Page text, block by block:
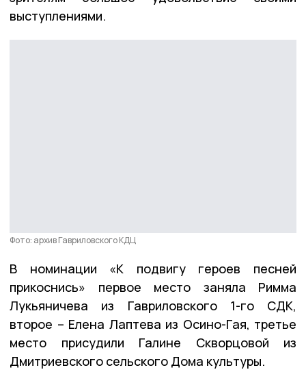
выступлениями.
Фото: архив Гавриловского КДЦ
В номинации «К подвигу героев песней
прикоснись» первое место заняла Римма
Лукьяничева из Гавриловского 1-го СДК,
второе – Елена Лаптева из Осино-Гая, третье
место присудили Галине Скворцовой из
Дмитриевского сельского Дома культуры.